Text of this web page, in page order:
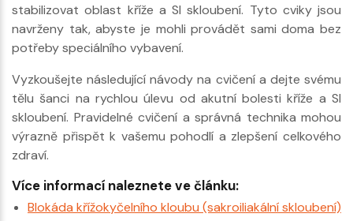
stabilizovat oblast kříže a SI skloubení. Tyto cviky jsou
navrženy tak, abyste je mohli provádět sami doma bez
potřeby speciálního vybavení.
Vyzkoušejte následující návody na cvičení a dejte svému
tělu šanci na rychlou úlevu od akutní bolesti kříže a SI
skloubení. Pravidelné cvičení a správná technika mohou
výrazně přispět k vašemu pohodlí a zlepšení celkového
zdraví.
Více informací naleznete ve článku:
Blokáda křížokyčelního kloubu (sakroiliakální skloubení)